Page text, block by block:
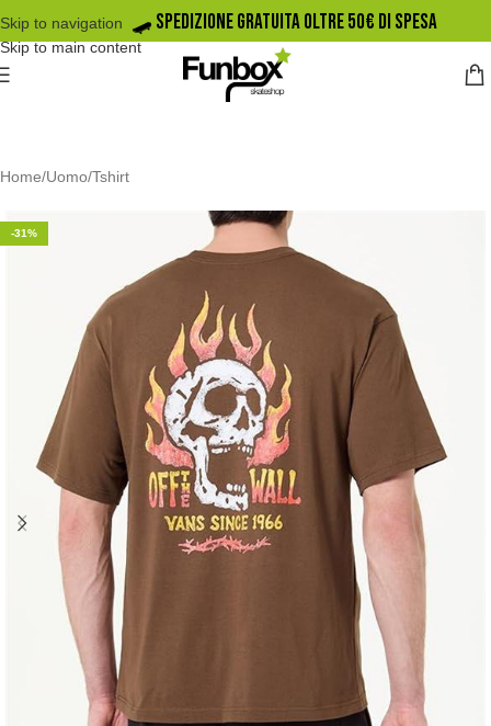
Skip to navigation
Skip to main content
🛹️ SPEDIZIONE GRATUITA OLTRE 50€ DI SPESA
Home/Uomo/Tshirt
-31%